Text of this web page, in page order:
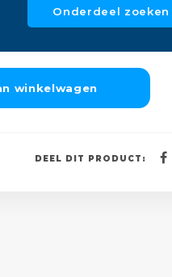
Onderdeel zoeken
winkelwagen
DEEL DIT PRODUCT: